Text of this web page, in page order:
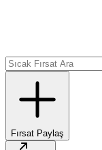
Fırsat Paylaş